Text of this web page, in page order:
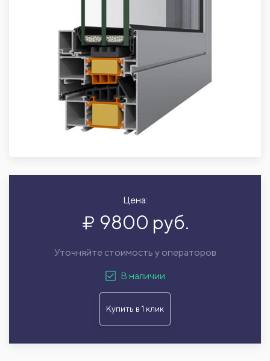
Цена:
9800 руб.
Уточняйте стоимость у операторов
В наличии
Купить в 1 клик